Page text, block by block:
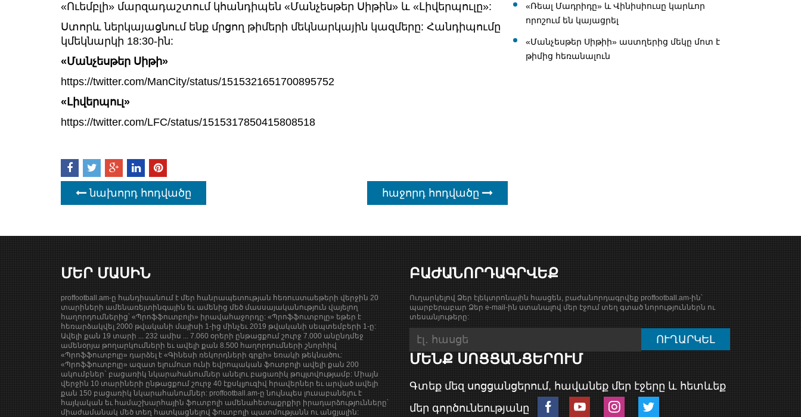
«Ուեմբլի» մարզադաշտում կհանդիպեն «Մանչեսթեր Սիթին» և «Լիվերպուլը»:
Ստորև ներկայացնում ենք մրցող թիմերի մեկնարկային կազմերը: Հանդիպումը
կմեկնարկի 18:30-ին:
«Մանչեսթեր Սիթի»
https://twitter.com/ManCity/status/1515321651700895752
«Լիվերպուլ»
https://twitter.com/LFC/status/1515317850415808518
նախորդ հոդվածը հաջորդ հոդվածը
«Ռեալ Մադրիդը» և Վինիսիուսը կարևոր
որոշում են կայացրել
«Մանչեսթեր Սիթիի» աստղերից մեկը մոտ է
թիմից հեռանալուն
ՄԵՐ ՄԱՍԻՆ
proffootball.am-ը հանդիսանում է մեր հանրապետության հեռուստաեթերի վերջին 20
տարիների ամենառեյտինգային եւ ամենից մեծ մասսայականություն վայելող
հաղորդումներից՝ «Պրոֆֆուտբոլի» իրավահաջորդը: «Պրոֆֆուտբոլը» եթեր է
հեռարձակվել 2000 թվականի մայիսի 1-ից մինչեւ 2019 թվականի սեպտեմբերի 1-ը:
Ավելի քան 19 տարի ... 232 ամիս ... 7.060 օրերի ընթացքում շուրջ 7.000 անընդմեջ
ամենօրյա թողարկումների եւ ավելի քան 8.500 հաղորդումների շնորհիվ
«Պրոֆֆուտբոլը» դարձել է «Գինեսի ռեկորդների գրքի» եռակի թեկնածու:
«Պրոֆֆուտբոլը» ազատ ելումուտ ունի եվրոպական ֆուտբոլի ավելի քան 200
ակումբներ` բացառիկ նկարահանումներ անելու բացառիկ թույլտվությամբ: Միայն
վերջին 10 տարիների ընթացքում շուրջ 40 էքսկլյուզիվ հրավերներ եւ արված ավելի
քան 150 բացառիկ նկարահանումներ: proffootball.am-ը նույնպես լուսաբանելու է
հայկական եւ համաշխարհային ֆուտբոլի ամենահետաքրքիր իրադարձությունները՝
միաժամանակ մեծ տեղ հատկացնելով ֆուտբոլի պատմությանն ու անցյալին:
ԲԱԺԱՆՈՐԴԱԳՐՎԵՔ
Ուղարկելով Ձեր էլեկտրոնային հասցեն, բաժանորդագրվեք proffootball.am-ին՝
պարբերաբար Ձեր e-mail-ին ստանալով մեր էջում տեղ գտած նորություններն ու
տեսանյութերը:
ՄԵՆՔ ՍՈՑՑԱՆՑԵՐՈՒՄ
Գտեք մեզ սոցցանցերում, հավանեք մեր էջերը և հետևեք
մեր գործունեությանը